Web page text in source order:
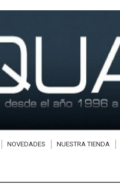
NOVEDADES NUESTRA TIENDA